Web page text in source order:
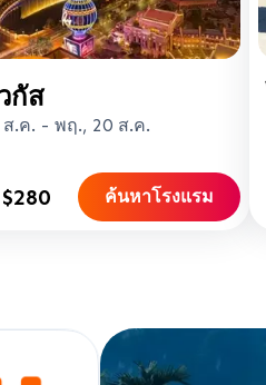
กัส
.ค. - พฤ., 20 ส.ค.
ค้นหาโรงแรม